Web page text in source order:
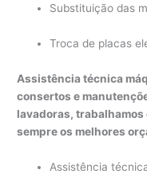
Substituição das
Troca de placas
Assistência técnica
consertos e
lavadoras,
sempre os melhores
Assistência